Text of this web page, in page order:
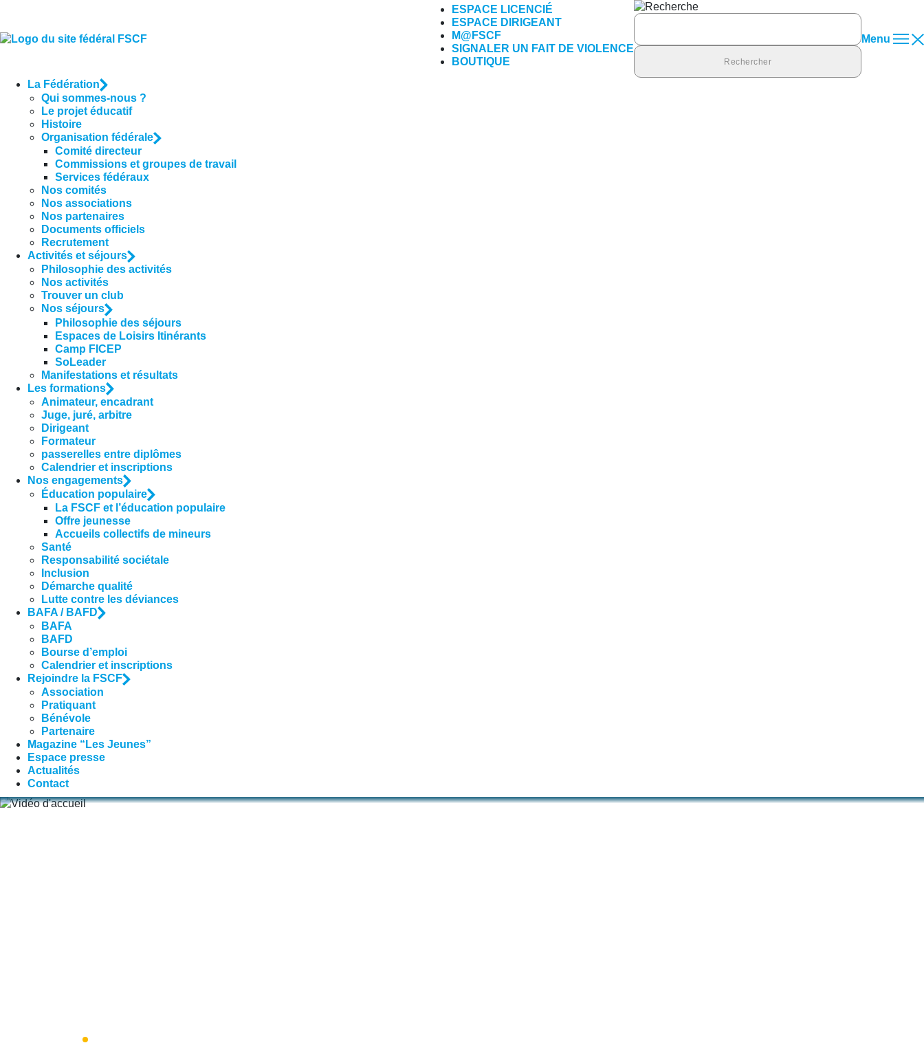
ESPACE LICENCIÉ
ESPACE DIRIGEANT
M@FSCF
SIGNALER UN FAIT DE VIOLENCE
BOUTIQUE
Rechercher :
Menu
La Fédération
Qui sommes-nous ?
Le projet éducatif
Histoire
Organisation fédérale
Comité directeur
Commissions et groupes de travail
Services fédéraux
Nos comités
Nos associations
Nos partenaires
Documents officiels
Recrutement
Activités et séjours
Philosophie des activités
Nos activités
Trouver un club
Nos séjours
Philosophie des séjours
Espaces de Loisirs Itinérants
Camp FICEP
SoLeader
Manifestations et résultats
Les formations
Animateur, encadrant
Juge, juré, arbitre
Dirigeant
Formateur
passerelles entre diplômes
Calendrier et inscriptions
Nos engagements
Éducation populaire
La FSCF et l’éducation populaire
Offre jeunesse
Accueils collectifs de mineurs
Santé
Responsabilité sociétale
Inclusion
Démarche qualité
Lutte contre les déviances
BAFA / BAFD
BAFA
BAFD
Bourse d’emploi
Calendrier et inscriptions
Rejoindre la FSCF
Association
Pratiquant
Bénévole
Partenaire
Magazine “Les Jeunes”
Espace presse
Actualités
Contact